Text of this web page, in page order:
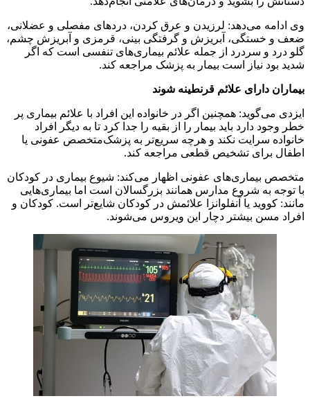
وی ادامه می‌دهد: لرزیدن و عرق کردن، دردهای مفصلی و عضلانی،
ضعف و خستگی، آبریزش و گرفتگی بینی، قرمزی و آبریزش چشم،
گلو درد و سردرد از جمله علائم بیماری‌های تنفسی است که اگر
شدید بود نیاز است بیمار به پزشک مراجعه کند.
بیماران دارای علائم قرنطینه شوند
ایزدی می‌گوید: همچنین اگر در خانواده این افراد با علائم بیماری پر
خطر وجود دارد باید بیمار را از بقیه را جدا کرد تا به دیگر افراد
خانواده سرایت نکند و هرچه سریع‌تر به پزشک‌متخصص عفونی یا
اطفال برای تشخیص قطعی مراجعه کند.
متخصص بیماری‌های عفونی اظهار می‌کند: شیوع بیماری در کودکان
با توجه به شروع مدارس همانند بزرگسالان است اما بیماری‌هایی
مانند: کووید یا آنفلوانزا علائمش در کودکان شایع‌تر است. کودکان و
افراد مسن بیشتر دچار این ویروس می‌شوند.